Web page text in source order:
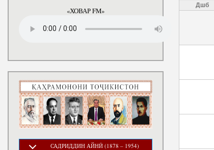
Дшб
«ХОВАР FM»
САДРИДДИН АЙНӢ (1878 – 1954)